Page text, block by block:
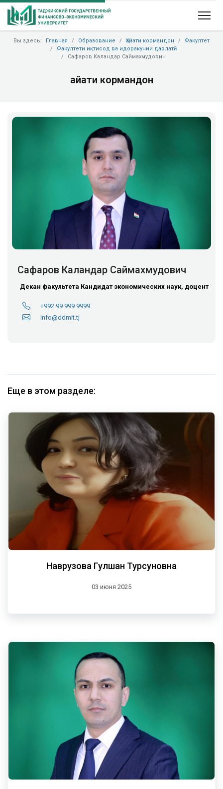
Вы здесь: Главная Образование Ҳайати кормандон
Факултет
Факултети иқтисод ва идоракунии давлатӣ
Сафаров Каландар Саймахмудович
Ҳайати кормандон
Сафаров Каландар Саймахмудович
Декан факультета Кандидат экономических наук, доцент
+992 99 999 9999
info@ddmit.tj
Еще в этом разделе:
Наврузова Гулшан Турсуновна
03 июня 2025